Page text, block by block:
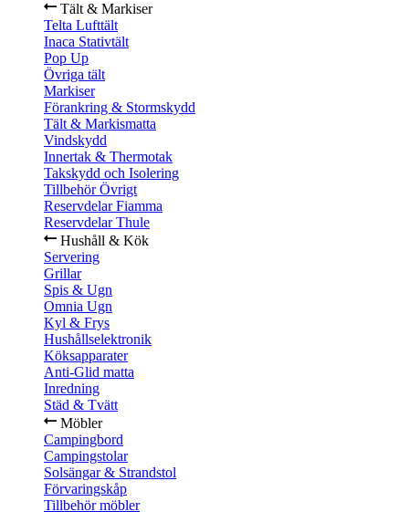
Tält & Markiser
Telta Lufttält
Inaca Stativtält
Pop Up
Övriga tält
Markiser
Förankring & Stormskydd
Tält & Markismatta
Vindskydd
Innertak & Thermotak
Takskydd och Isolering
Tillbehör Övrigt
Reservdelar Fiamma
Reservdelar Thule
Hushåll & Kök
Servering
Grillar
Spis & Ugn
Omnia Ugn
Kyl & Frys
Hushållselektronik
Köksapparater
Anti-Glid matta
Inredning
Städ & Tvätt
Möbler
Campingbord
Campingstolar
Solsängar & Strandstol
Förvaringskåp
Tillbehör möbler